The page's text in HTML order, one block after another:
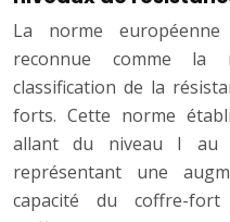
La norme
reconnue comme la
classification de la
forts. Cette norme
allant du niveau I au
représentant une
capacité du coffre-